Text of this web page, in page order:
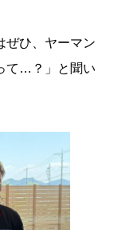
ぜひ、ヤーマン
て…？」と聞い